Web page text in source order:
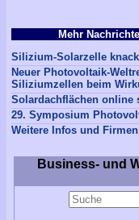
Mehr
Silizium-Solarzelle
Neuer Photovoltaik-
Siliziumzellen beim
Solardachflächen online
29. Symposium
Weitere Infos und
Business- und